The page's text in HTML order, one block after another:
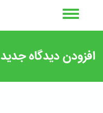
افزودن دیدگاه جدید